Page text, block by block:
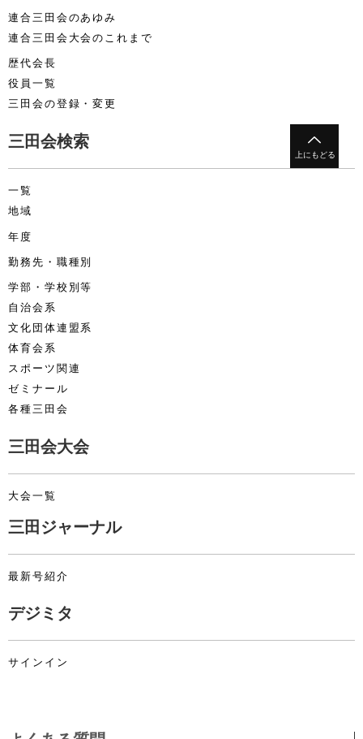
連合三田会のあゆみ
連合三田会大会のこれまで
歴代会長
役員一覧
三田会の登録・変更
三田会検索
一覧
地域
年度
勤務先・職種別
学部・学校別等
自治会系
文化団体連盟系
体育会系
スポーツ関連
ゼミナール
各種三田会
三田会大会
大会一覧
三田ジャーナル
最新号紹介
デジミタ
サインイン